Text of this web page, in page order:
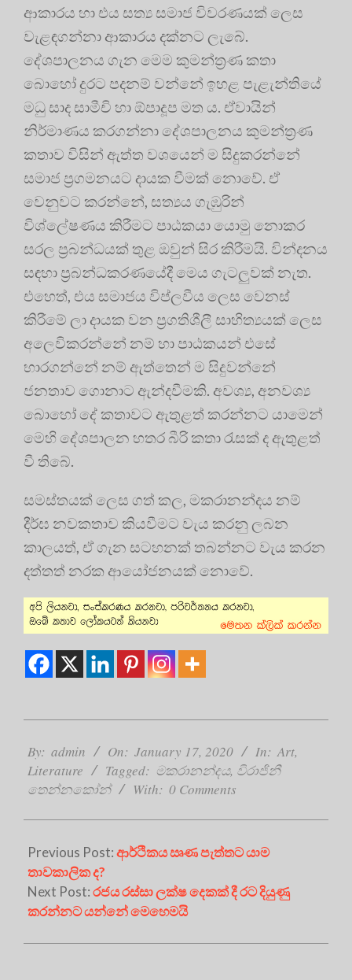
ආකාරය හා එය සත්‍ය සමාජ විවරණයක් ලෙස
වැළඳගන්නා ආකාරය දක්නට ලැබේ.
දේශපාලනය ගැන මෙම කුමන්ත්‍රණ කතා
බොහෝ දුරට පදනම් වන්නේ ඉහළ පැළැන්තියේ
මධු සාද සාමීචි හා ඕපාදූප මත ය. ඒවායින්
නිර්මාණය කරගන්නා දේශපාලනය කුමන්ත්‍රණ
කතාව විසින් ඇත්ත වශයෙන් ම සිදුකරන්නේ
සමාජ ප්‍රගමනයට දායක වීමක් නොවේ. ඒ
වෙනුවට කරන්නේ, සත්‍යය ගැඹුරින්
විශ්ලේෂණය කිරීමට පාඨකයා යොමු නොකර
සරල ප්‍රබන්ධයක් තුළ ඔවුන් සිර කිරීමයි. වින්දනය
සඳහා ප්‍රබන්ධකරණයේදී මෙය ගැටලුවක් නැත.
එහෙත්, එය සමාජය විප්ලවීය ලෙස වෙනස්
කිරීමේ ලා දායක වන ප්‍රගතිශීලී සාහිත්‍යයක් ලෙස
අලෙවිකරන්නේ නම් හා පාඨකයන් එසේ
භාරගන්නේ නම් ඇත්තෙන් ම සිදුවන්නේ
ජනතාව ගොනාට ඇන්දවීමකි. අවශ්‍ය, අනවශ්‍ය
බොහෝ දේ කතාවට ඇතුළත් කරන්නට යාමෙන්
මෙහි දේශපාලන හතර බීරි කතා රැසක් ද ඇතුළත්
වී තිබේ.
සමස්තයක් ලෙස ගත් කල, මකරානන්දය නම්
දීර්ඝ නවකතාව කියවීමට වැය කරනු ලබන
කාලයත්, ඒ ගැන සටහනක් තබන්නට වැය කරන
දත්තත් නරක ආයෝජනයක් නොවේ.
01-
17
By: admin On: January 17, 2020 In: Art,
Literature
Tagged: මකරානන්දය, විරාජිනී
තෙන්නකෝන්
With: 0 Comments
Previous Post:ආර්ථිකය ඍණ පැත්තට යාම
තාවකාලික ද?
Next Post:රජය රස්සා ලක්ෂ දෙකක් දී රට දියුණු
කරන්නට යන්නේ මෙහෙමයි